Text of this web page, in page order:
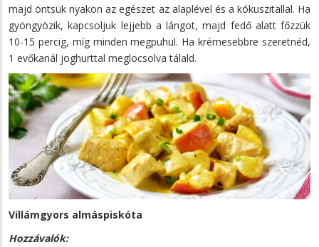
majd öntsük nyakon az egészet az alaplével és a kókuszitallal. Ha
gyöngyözik, kapcsoljuk lejjebb a lángot, majd fedő alatt főzzük
10-15 percig, míg minden megpuhul. Ha krémesebbre szeretnéd,
1 evőkanál joghurttal meglocsolva tálald.
Villámgyors almáspiskóta
Hozzávalók: